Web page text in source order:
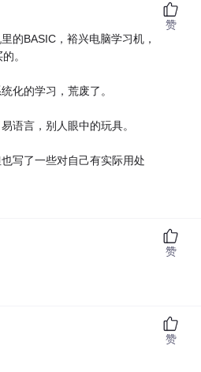
的BASIC，裕兴电脑学习机，
。
化的学习，荒废了。
语言，别人眼中的玩具。
写了一些对自己有实际用处
赞
赞
赞